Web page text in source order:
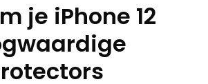
je iPhone 12